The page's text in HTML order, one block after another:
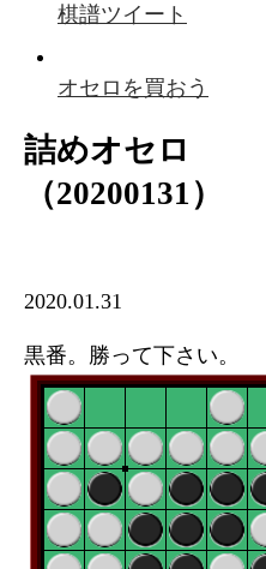
棋譜ツイート
オセロを買おう
詰めオセロ
（20200131）
2020.01.31
黒番。勝って下さい。